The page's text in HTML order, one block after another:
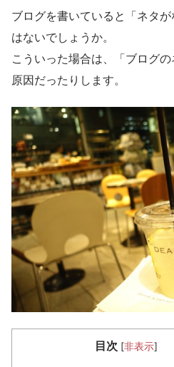
ブログを書いていると「ネタ
はないでしょうか。
こういった場合は、「ブログ
原因だったりします。
目次 [非表示]